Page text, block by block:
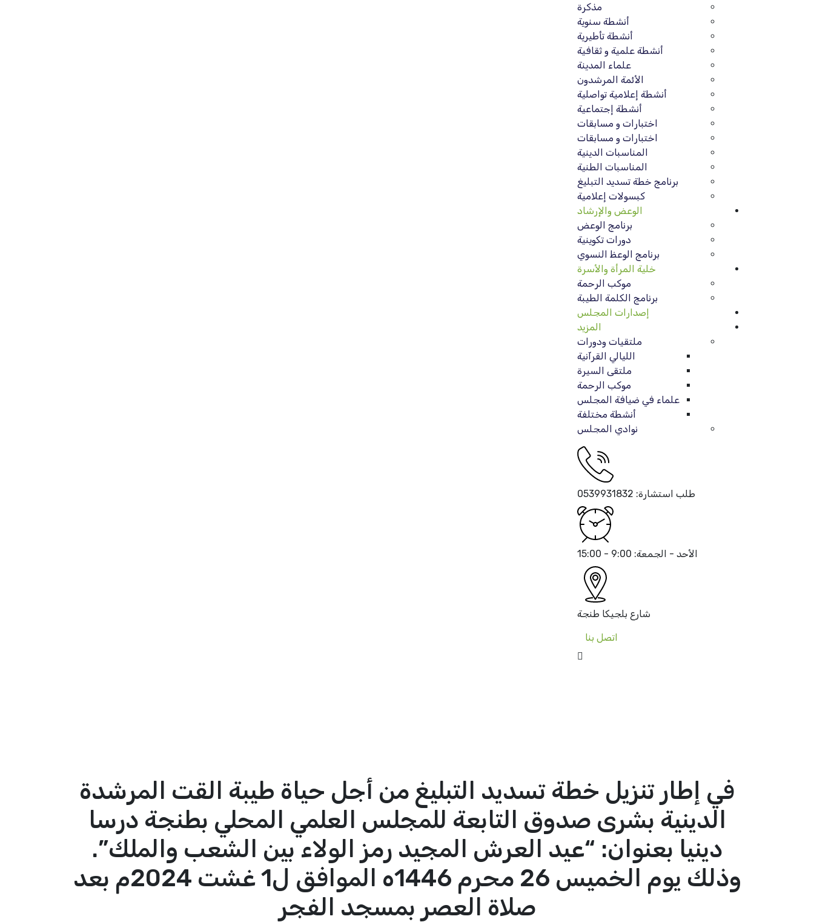
مذكرة
أنشطة سنوية
أنشطة تأطيرية
أنشطة علمية و ثقافية
علماء المدينة
الأئمة المرشدون
أنشطة إعلامية تواصلية
أنشطة إجتماعية
اختبارات و مسابقات
اختبارات و مسابقات
المناسبات الدينية
المناسبات الطنية
برنامج خطة تسديد التبليغ
كبسولات إعلامية
الوعض والإرشاد
برنامج الوعض
دورات تكوينية
برنامج الوعظ النسوي
خلية المرأة والأسرة
موكب الرحمة
برنامج الكلمة الطيبة
إصدارات المجلس
المزيد
ملتقيات ودورات
الليالي القرآنية
ملتقى السيرة
موكب الرحمة
علماء في ضيافة المجلس
أنشطة مختلفة
نوادي المجلس
طلب استشارة: 0539931832
الأحد - الجمعة: 9:00 - 15:00
شارع بلجيكا طنجة
اتصل بنا
في إطار تنزيل خطة تسديد التبليغ من أجل حياة طيبة القت المرشدة
الدينية بشرى صدوق التابعة للمجلس العلمي المحلي بطنجة درسا
دينيا بعنوان: “عيد العرش المجيد رمز الولاء بين الشعب والملك”.
وذلك يوم الخميس 26 محرم 1446ه الموافق ل1 غشت 2024م بعد
صلاة العصر بمسجد الفجر